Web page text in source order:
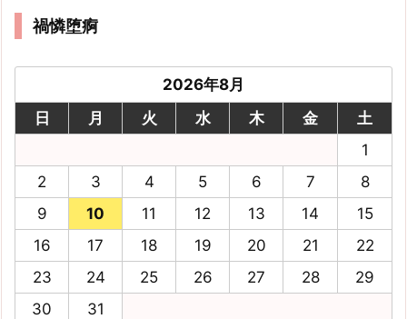
禍憐堕痾
2026年8月
日
月 火 水 木 金
土
1
2
3 4 5 6 7
8
9
10 11 12 13 14
15
16
17 18 19 20 21
22
23
24 25 26 27 28
29
30
31